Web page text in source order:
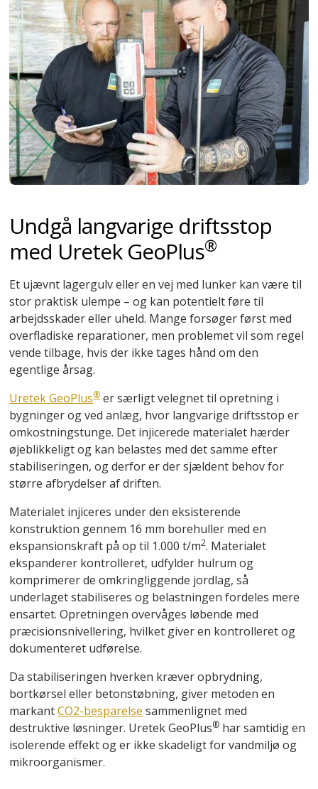
Undgå langvarige driftsstop
med Uretek GeoPlus®
Et ujævnt lagergulv eller en vej med lunker kan være til
stor praktisk ulempe – og kan potentielt føre til
arbejdsskader eller uheld. Mange forsøger først med
overfladiske reparationer, men problemet vil som regel
vende tilbage, hvis der ikke tages hånd om den
egentlige årsag.
Uretek GeoPlus®er særligt velegnet til opretning i
bygninger og ved anlæg, hvor langvarige driftsstop er
omkostningstunge. Det injicerede materialet hærder
øjeblikkeligt og kan belastes med det samme efter
stabiliseringen, og derfor er der sjældent behov for
større afbrydelser af driften.
Materialet injiceres under den eksisterende
konstruktion gennem 16 mm borehuller med en
ekspansionskraft på op til 1.000 t/m2. Materialet
ekspanderer kontrolleret, udfylder hulrum og
komprimerer de omkringliggende jordlag, så
underlaget stabiliseres og belastningen fordeles mere
ensartet. Opretningen overvåges løbende med
præcisionsnivellering, hvilket giver en kontrolleret og
dokumenteret udførelse.
Da stabiliseringen hverken kræver opbrydning,
bortkørsel eller betonstøbning, giver metoden en
markantCO2-besparelse sammenlignet med
destruktive løsninger. Uretek GeoPlus® har samtidig en
isolerende effekt og er ikke skadeligt for vandmiljø og
mikroorganismer.